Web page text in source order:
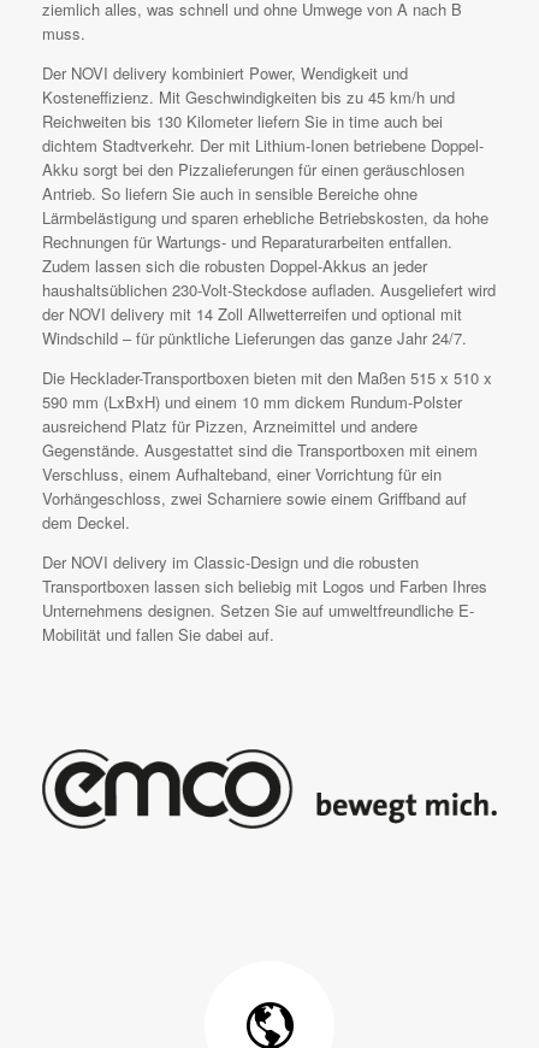
ziemlich alles, was schnell und ohne Umwege von A nach B
muss.
Der NOVI delivery kombiniert Power, Wendigkeit und
Kosteneffizienz. Mit Geschwindigkeiten bis zu 45 km/h und
Reichweiten bis 130 Kilometer liefern Sie in time auch bei
dichtem Stadtverkehr. Der mit Lithium-Ionen betriebene Doppel-
Akku sorgt bei den Pizzalieferungen für einen geräuschlosen
Antrieb. So liefern Sie auch in sensible Bereiche ohne
Lärmbelästigung und sparen erhebliche Betriebskosten, da hohe
Rechnungen für Wartungs- und Reparaturarbeiten entfallen.
Zudem lassen sich die robusten Doppel-Akkus an jeder
haushaltsüblichen 230-Volt-Steckdose aufladen. Ausgeliefert wird
der NOVI delivery mit 14 Zoll Allwetterreifen und optional mit
Windschild – für pünktliche Lieferungen das ganze Jahr 24/7.
Die Hecklader-Transportboxen bieten mit den Maßen 515 x 510 x
590 mm (LxBxH) und einem 10 mm dickem Rundum-Polster
ausreichend Platz für Pizzen, Arzneimittel und andere
Gegenstände. Ausgestattet sind die Transportboxen mit einem
Verschluss, einem Aufhalteband, einer Vorrichtung für ein
Vorhängeschloss, zwei Scharniere sowie einem Griffband auf
dem Deckel.
Der NOVI delivery im Classic-Design und die robusten
Transportboxen lassen sich beliebig mit Logos und Farben Ihres
Unternehmens designen. Setzen Sie auf umweltfreundliche E-
Mobilität und fallen Sie dabei auf.